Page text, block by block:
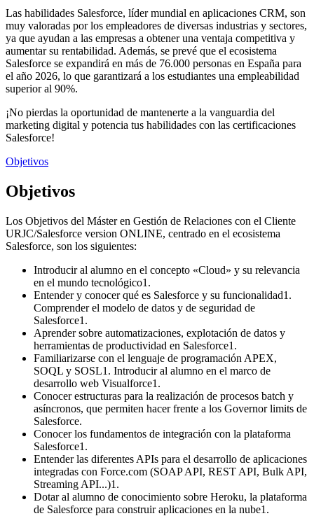
Las habilidades Salesforce, líder mundial en aplicaciones CRM, son
muy valoradas por los empleadores de diversas industrias y sectores,
ya que ayudan a las empresas a obtener una ventaja competitiva y
aumentar su rentabilidad. Además, se prevé que el ecosistema
Salesforce se expandirá en más de 76.000 personas en España para
el año 2026, lo que garantizará a los estudiantes una empleabilidad
superior al 90%.
¡No pierdas la oportunidad de mantenerte a la vanguardia del
marketing digital y potencia tus habilidades con las certificaciones
Salesforce!
Objetivos
Objetivos
Los Objetivos del Máster en Gestión de Relaciones con el Cliente
URJC/Salesforce version ONLINE, centrado en el ecosistema
Salesforce, son los siguientes:
Introducir al alumno en el concepto «Cloud» y su relevancia
en el mundo tecnológico1.
Entender y conocer qué es Salesforce y su funcionalidad1.
Comprender el modelo de datos y de seguridad de
Salesforce1.
Aprender sobre automatizaciones, explotación de datos y
herramientas de productividad en Salesforce1.
Familiarizarse con el lenguaje de programación APEX,
SOQL y SOSL1. Introducir al alumno en el marco de
desarrollo web Visualforce1.
Conocer estructuras para la realización de procesos batch y
asíncronos, que permiten hacer frente a los Governor limits de
Salesforce.
Conocer los fundamentos de integración con la plataforma
Salesforce1.
Entender las diferentes APIs para el desarrollo de aplicaciones
integradas con Force.com (SOAP API, REST API, Bulk API,
Streaming API...)1.
Dotar al alumno de conocimiento sobre Heroku, la plataforma
de Salesforce para construir aplicaciones en la nube1.